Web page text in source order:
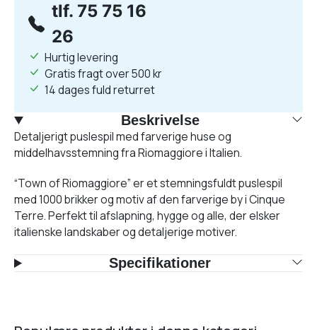
tlf. 75 75 16
26
Hurtig levering
Gratis fragt over 500 kr
14 dages fuld returret
Beskrivelse
Detaljerigt puslespil med farverige huse og
middelhavsstemning fra Riomaggiore i Italien.
“Town of Riomaggiore” er et stemningsfuldt puslespil
med 1000 brikker og motiv af den farverige by i Cinque
Terre. Perfekt til afslapning, hygge og alle, der elsker
italienske landskaber og detaljerige motiver.
Specifikationer